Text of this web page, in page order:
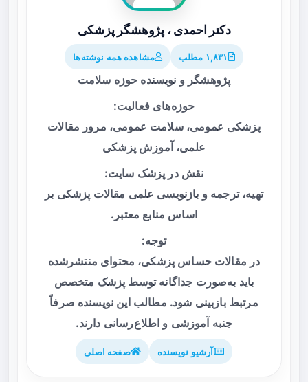
دکتر احمدی ، پژوهشگر پزشکی
۱,۸۳۱ مطلب مشاهده همه نوشته‌ها
پژوهشگر و نویسنده حوزه سلامت
حوزه‌های فعالیت:
پزشکی عمومی، سلامت عمومی، مرور مقالات
علمی، آموزش پزشکی
نقش در پزشک سایت:
تهیه، ترجمه و بازنویسی علمی مقالات پزشکی بر
اساس منابع معتبر.
توجه:
در مقالات حساس پزشکی، محتوای منتشرشده
باید به‌صورت جداگانه توسط پزشک متخصص
مرتبط بازبینی شود. مطالب این نویسنده صرفاً
جنبه آموزشی و اطلاع‌رسانی دارند.
آرشیو نویسنده صفحه اصلی